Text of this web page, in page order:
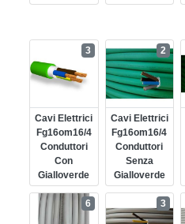
Cavi Elettrici
Fg16om16/4
Conduttori
Con
Gialloverde
3
Cavi Elettrici
Fg16om16/4
Conduttori
Senza
Gialloverde
2
6 3